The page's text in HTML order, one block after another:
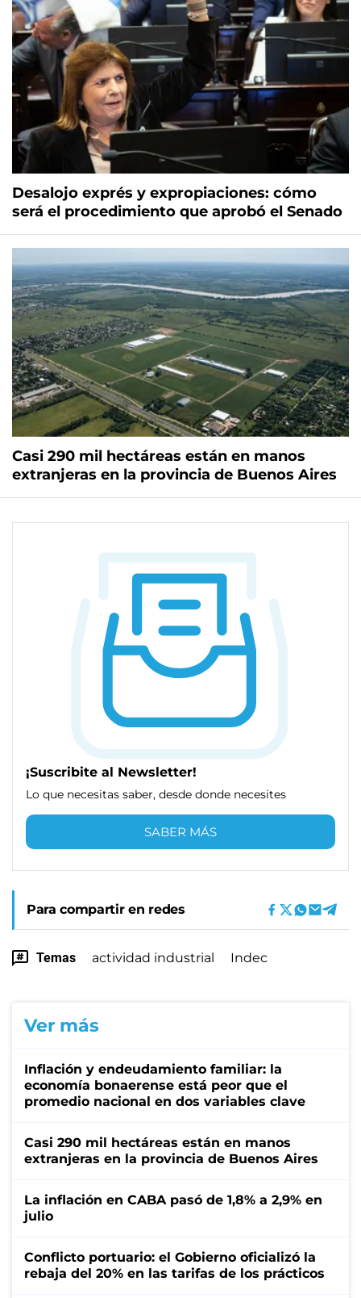
Desalojo exprés y expropiaciones: cómo
será el procedimiento que aprobó el Senado
Casi 290 mil hectáreas están en manos
extranjeras en la provincia de Buenos Aires
¡Suscribite al Newsletter!
Lo que necesitas saber, desde donde necesites
SABER MÁS
Para compartir en redes
Temas actividad industrial Indec
Ver más
Inflación y endeudamiento familiar: la
economía bonaerense está peor que el
promedio nacional en dos variables clave
Casi 290 mil hectáreas están en manos
extranjeras en la provincia de Buenos Aires
La inflación en CABA pasó de 1,8% a 2,9% en
julio
Conflicto portuario: el Gobierno oficializó la
rebaja del 20% en las tarifas de los prácticos